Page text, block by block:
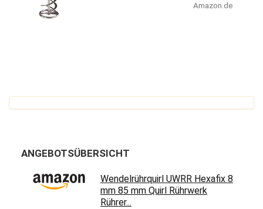
Amazon.de
ANGEBOTSÜBERSICHT
Wendelrührquirl UWRR Hexafix 8
mm 85 mm Quirl Rührwerk
Rührer...